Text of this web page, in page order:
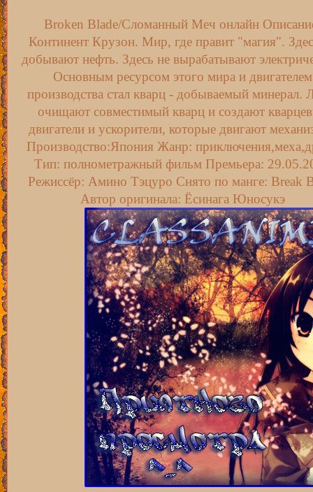
Broken Blade/Сломанный Меч онлайн
Континент Крузон. Мир, где правит "магия".
добывают нефть. Здесь не вырабатывают
Основным ресурсом этого мира и двигателем
производства стал кварц - добываемый минерал.
очищают совместимый кварц и создают
двигатели и ускорители, которые двигают
Производство:Япония Жанр:
Тип: полнометражный фильм Премьера:
Режиссёр: Амино Тэцуро Снято по манге: Break
Автор оригинала: Ёсинага Юносукэ